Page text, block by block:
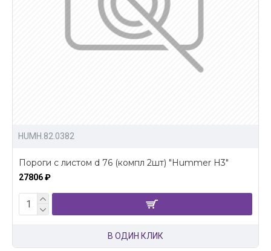
HUMH.82.0382
Пороги с листом d 76 (компл 2шт) "Hummer H3"
27806 ₽
В ОДИН КЛИК